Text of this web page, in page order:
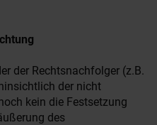
der Rechtsnachfolger (z.B.
der nicht
kein die Festsetzung
des